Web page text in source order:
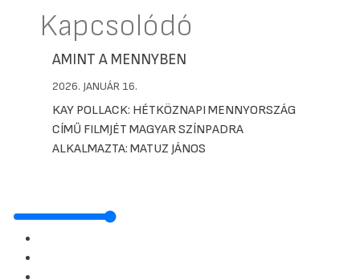
Kapcsolódó
AMINT A MENNYBEN
2026. JANUÁR 16.
KAY POLLACK: HÉTKÖZNAPI MENNYORSZÁG
CÍMŰ FILMJÉT MAGYAR SZÍNPADRA
ALKALMAZTA: MATUZ JÁNOS